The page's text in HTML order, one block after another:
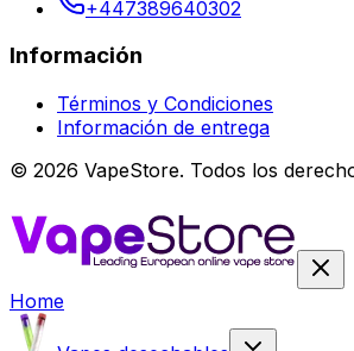
+447389640302
Información
Términos y Condiciones
Información de entrega
© 2026 VapeStore. Todos los
Home